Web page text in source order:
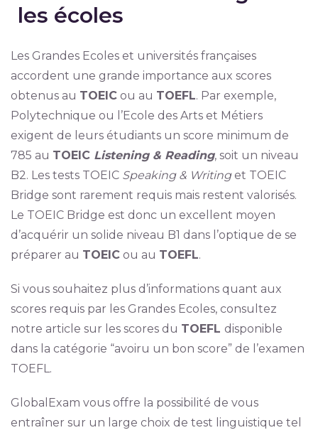
les écoles
Les Grandes Ecoles et universités françaises
accordent une grande importance aux scores
obtenus au TOEICou au TOEFL. Par exemple,
Polytechnique ou l’Ecole des Arts et Métiers
exigent de leurs étudiants un score minimum de
785 au TOEIC Listening & Reading, soit un niveau
B2. Les tests TOEIC Speaking & Writing et TOEIC
Bridge sont rarement requis mais restent valorisés.
Le TOEIC Bridge est donc un excellent moyen
d’acquérir un solide niveau B1 dans l’optique de se
préparer au TOEICou au TOEFL.
Si vous souhaitez plus d’informations quant aux
scores requis par les Grandes Ecoles, consultez
notre article sur les scores du TOEFL disponible
dans la catégorie “avoiru un bon score” de l’examen
TOEFL.
GlobalExam vous offre la possibilité de vous
entraîner sur un large choix de test linguistique tel